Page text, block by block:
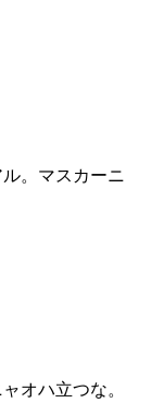
。マスカーニ
オハ立つな。